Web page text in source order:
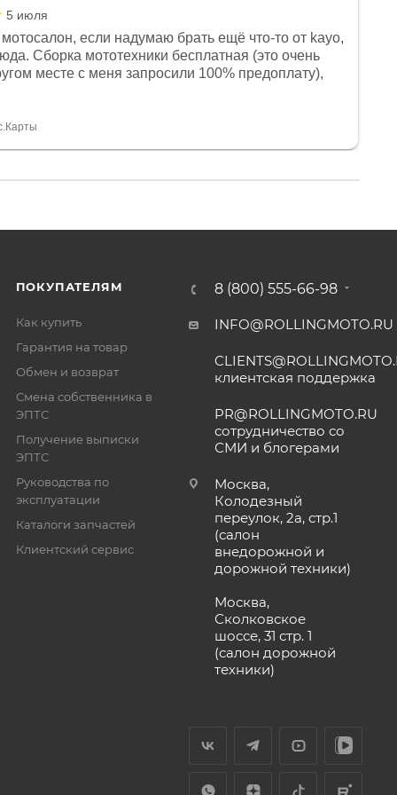
5 июля
если надумаю брать ещё что-то от kayo,
Сборка мототехники бесплатная (это очень
месте с меня запросили 100% предоплату),
всегда на связи, очень детально всё
ПОКУПАТЕЛЯМ
Как купить
Гарантия на товар
Обмен и возврат
Смена собственника в
ЭПТС
Получение выписки
ЭПТС
Руководства по
эксплуатации
Каталоги запчастей
Клиентский сервис
8 (800) 555-66-98
INFO@ROLLINGMOTO.RU
клиентская поддержка
PR@ROLLINGMOTO.RU
сотрудничество со
СМИ и блогерами
Москва,
Колодезный
переулок, 2а, стр.1
(салон
внедорожной и
дорожной техники)
Москва,
Сколковское
шоссе, 31 стр. 1
(салон дорожной
техники)